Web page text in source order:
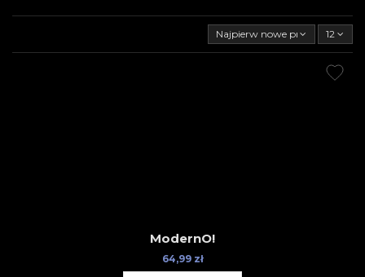
Najpierw nowe produkty12
ModernO!
64,99 zł